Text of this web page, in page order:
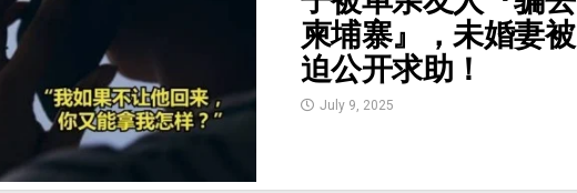
柬埔寨』，未婚妻被
迫公开求助！
July 9, 2025